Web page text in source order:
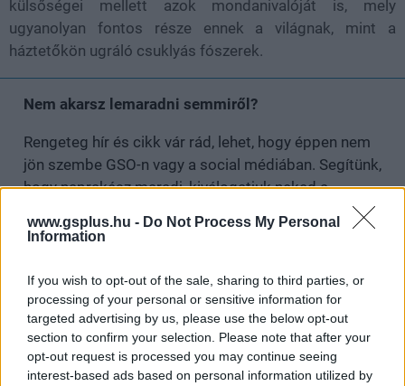
www.gsplus.hu - Do Not Process My Personal
Information
If you wish to opt-out of the sale, sharing to third parties, or
processing of your personal or sensitive information for
targeted advertising by us, please use the below opt-out
section to confirm your selection. Please note that after your
opt-out request is processed you may continue seeing
interest-based ads based on personal information utilized by
külsőségei mellett azok mondanivalóját is, mely
ugyanolyan fontos része ennek a világnak, mint a
háztetőkön ugráló csuklyás fószerek.
Nem akarsz lemaradni semmiről?
Rengeteg hír és cikk vár rád, lehet, hogy éppen nem
jön szembe GSO-n vagy a social médiában. Segítünk,
hogy naprakész maradj, kiválogatjuk neked a
Kijelentem, hogy az adatkezelési nyilatkozat
tartalmát
megismertem és azt elfogadom.
Feliratkozom